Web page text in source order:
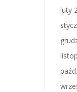
luty